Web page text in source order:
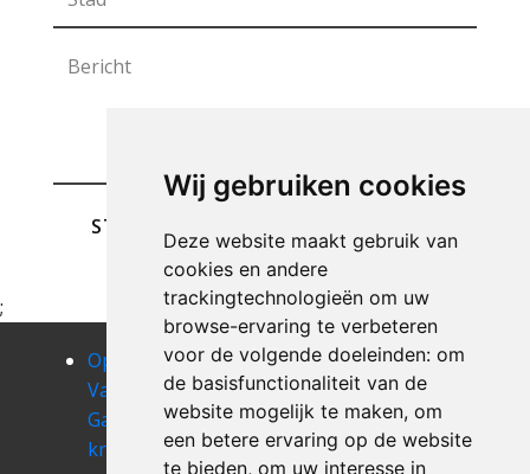
Wij gebruiken cookies
Deze website maakt gebruik van
cookies en andere
trackingtechnologieën om uw
browse-ervaring te verbeteren
voor de volgende doeleinden: om
de basisfunctionaliteit van de
website mogelijk te maken, om
een betere ervaring op de website
te bieden, om uw interesse in
STUREN
;
Opruimen
Van Uw
Garage
kraainem
Opruimen
Van Uw
Garage
kumtich
Opruimen
Van Uw
Garage laar
Opruimen